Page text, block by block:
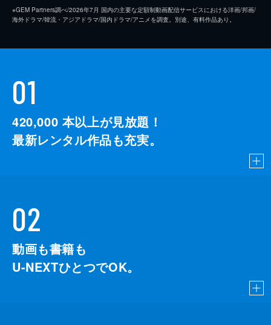
※GEM Partners調べ/2026年7⽉ 国内の主要な定額制動画配信サービスにおける洋画/邦画/
海外ドラマ/韓流・アジアドラマ/国内ドラマ/アニメを調査。別途、有料作品あり。
01
420,000 本以上が見放題！
最新レンタル作品も充実。
02
動画も書籍も
U-NEXTひとつでOK。